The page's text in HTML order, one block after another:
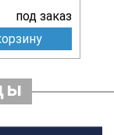
под заказ